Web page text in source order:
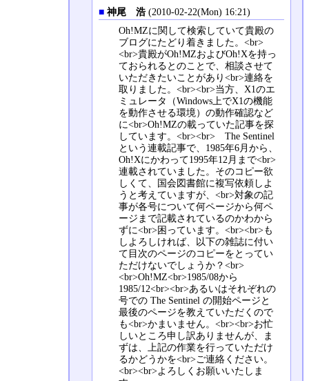
■ 神尾 浩 (2010-02-22(Mon) 16:21)
Oh!MZに関して検索していて貴殿の
ブログにたどり着きました。<br>
<br>貴殿がOh!MZおよびOh!Xを持っ
ておられるとのことで、相談させて
いただきたいことがあり<br>連絡を
取りました。<br><br>当方、X1のエ
ミュレータ（Windows上でX1の機能
を動作させる環境）の動作確認など
に<br>Oh!MZの載っていた記事を探
しています。<br><br> The Sentinel
という連載記事で、1985年6月から、
Oh!Xにかわって1995年12月まで<br>
連載されていました。そのコピー欲
しくて、国会図書館に複写依頼しよ
うと考えていますが、<br>対象の記
事が各号について何ページから何ペ
ージまで記載されているのかわから
ずに<br>困っています。<br><br>も
しよろしければ、以下の雑誌に付い
て目次のページのコピーをとってい
ただけないでしょうか？<br>
<br>Oh!MZ<br>1985/08から
1985/12<br><br>あるいはそれぞれの
号での The Sentinel の開始ページと
最後のページを教えていただくので
も<br>かまいません。<br><br>お忙
しいところ申し訳ありませんが、ま
ずは、上記の作業を行っていただけ
るかどうかを<br>ご連絡ください。
<br><br>よろしくお願いいたしま